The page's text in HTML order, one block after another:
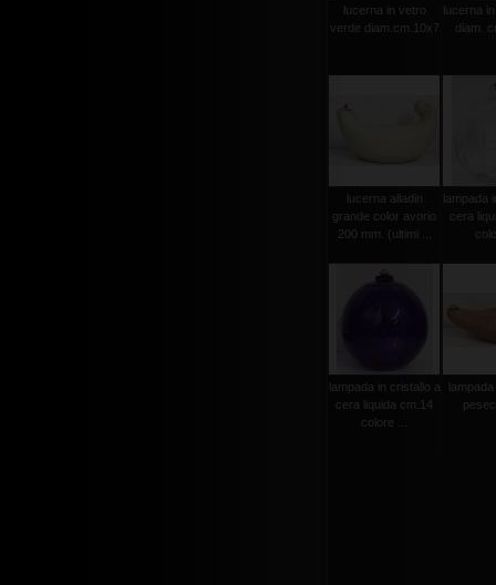
lucerna in vetro
verde diam.cm.10x7
lucerna
diam.
lucerna alladin
grande color avorio
200 mm. (ultimi ...
lampada
cera
lampada in cristallo a
cera liquida cm.14
colore ...